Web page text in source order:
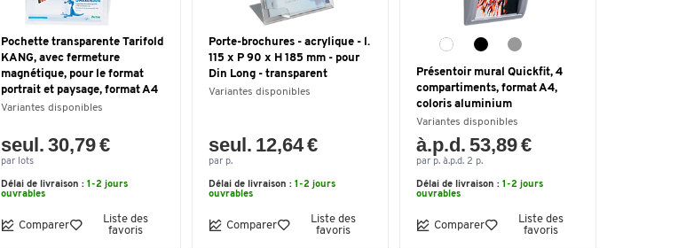
Pochette transparente Tarifold
KANG, avec fermeture
magnétique, pour le format
portrait et paysage, format A4
Variantes disponibles
seul. 30,79 €
par lots
Délai de livraison : 1-2 jours
ouvrables
Comparer
Liste des
favoris
Porte-brochures - acrylique - l.
115 x P 90 x H 185 mm - pour
Din Long - transparent
Variantes disponibles
seul. 12,64 €
par p.
Délai de livraison : 1-2 jours
ouvrables
Comparer
Liste des
favoris
Présentoir mural Quickfit, 4
compartiments, format A4,
coloris aluminium
Variantes disponibles
à.p.d. 53,89 €
par p. à.p.d. 2 p.
Délai de livraison : 1-2 jours
ouvrables
Comparer
Liste des
favoris